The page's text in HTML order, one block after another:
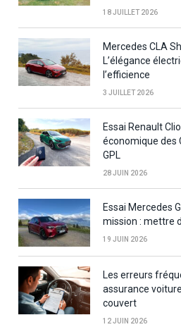
18 JUILLET 2026
Mercedes CLA
L’élégance
l’efficience
3 JUILLET 2026
Essai Renault
économique des
GPL
28 JUIN 2026
Essai Mercedes
mission : mettre
19 JUIN 2026
Les erreurs
assurance
couvert
12 JUIN 2026